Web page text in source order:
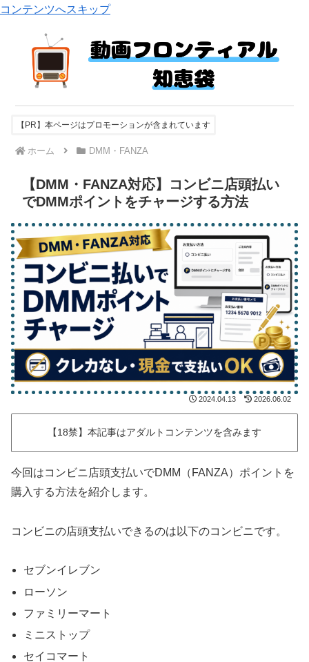
コンテンツへスキップ
【PR】本ページはプロモーションが含まれています
ホーム DMM・FANZA
【DMM・FANZA対応】コンビニ店頭払い
でDMMポイントをチャージする方法
2024.04.13 2026.06.02
【18禁】本記事はアダルトコンテンツを含みます
今回はコンビニ店頭支払いでDMM（FANZA）ポイントを
購入する方法を紹介します。
コンビニの店頭支払いできるのは以下のコンビニです。
セブンイレブン
ローソン
ファミリーマート
ミニストップ
セイコマート